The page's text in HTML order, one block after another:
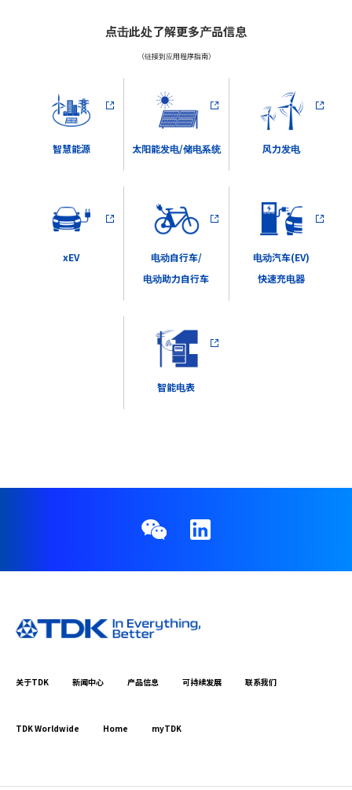
点击此处了解更多产品信息
（链接到应用程序指南）
智慧能源 太阳能发电/储电系统 风力发电
xEV
电动自行车/
电动助力自行车
电动汽车(EV)
快速充电器
智能电表
关于TDK 新闻中心 产品信息 可持续发展 联系我们
TDK Worldwide Home myTDK